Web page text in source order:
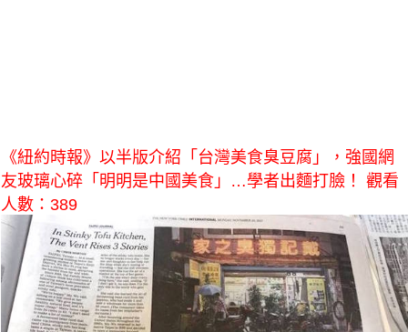
《紐約時報》以半版介紹「台灣美食臭豆腐」，強國網
友玻璃心碎「明明是中國美食」…學者出麵打臉！ 觀看
人數：389